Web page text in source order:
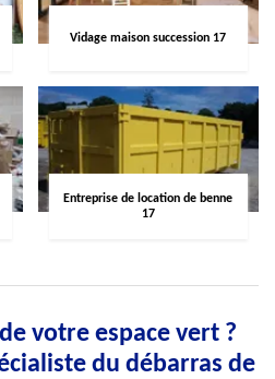
Vidage maison succession 17
Entreprise de location de benne
17
votre espace vert ?
du débarras de